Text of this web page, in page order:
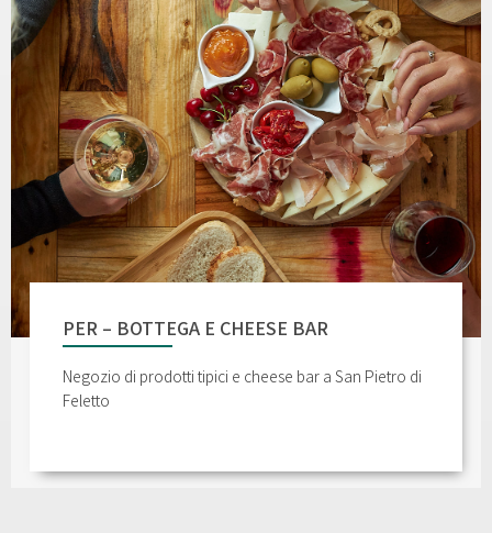
PER – BOTTEGA E CHEESE BAR
Negozio di prodotti tipici e cheese bar a San Pietro di
Feletto